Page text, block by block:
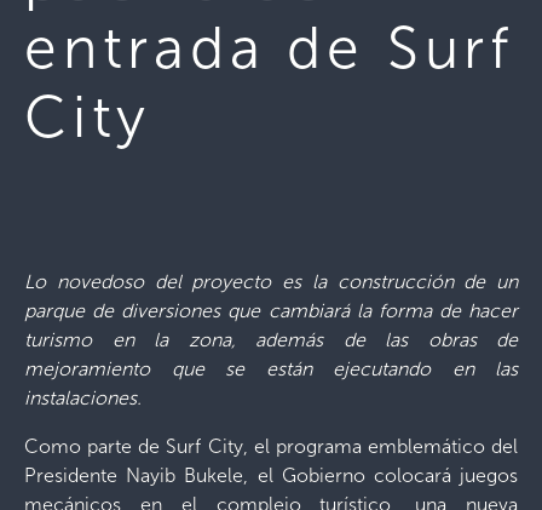
entrada de Surf
City
Lo novedoso del proyecto es la construcción de un
parque de diversiones que cambiará la forma de hacer
turismo en la zona, además de las obras de
mejoramiento que se están ejecutando en las
instalaciones.
Como parte de Surf City, el programa emblemático del
Presidente Nayib Bukele, el Gobierno colocará juegos
mecánicos en el complejo turístico, una nueva